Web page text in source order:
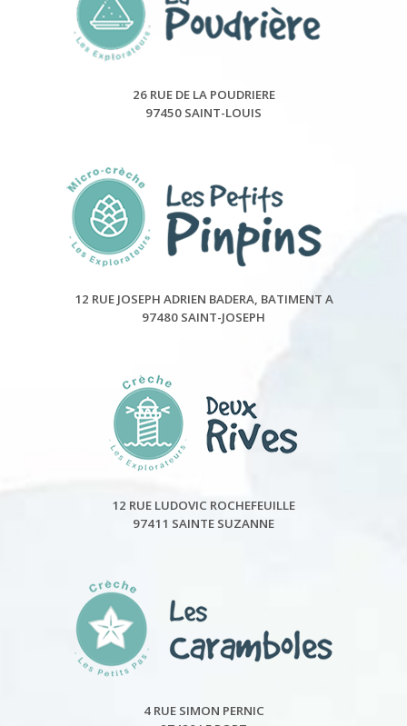
26 RUE DE LA POUDRIERE
97450 SAINT-LOUIS
12 RUE JOSEPH ADRIEN BADERA, BATIMENT A
97480 SAINT-JOSEPH
12 RUE LUDOVIC ROCHEFEUILLE
97411 SAINTE SUZANNE
4 RUE SIMON PERNIC